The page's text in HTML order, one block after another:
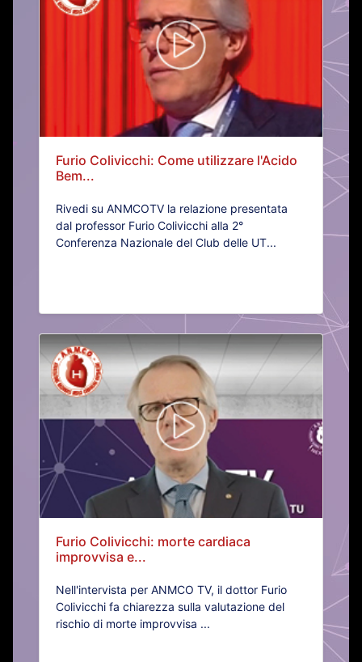
Furio Colivicchi: Come utilizzare l'Acido
Bem...
Rivedi su ANMCOTV la relazione presentata
dal professor Furio Colivicchi alla 2°
Conferenza Nazionale del Club delle UT...
Furio Colivicchi: morte cardiaca
improvvisa e...
Nell'intervista per ANMCO TV, il dottor Furio
Colivicchi fa chiarezza sulla valutazione del
rischio di morte improvvisa ...